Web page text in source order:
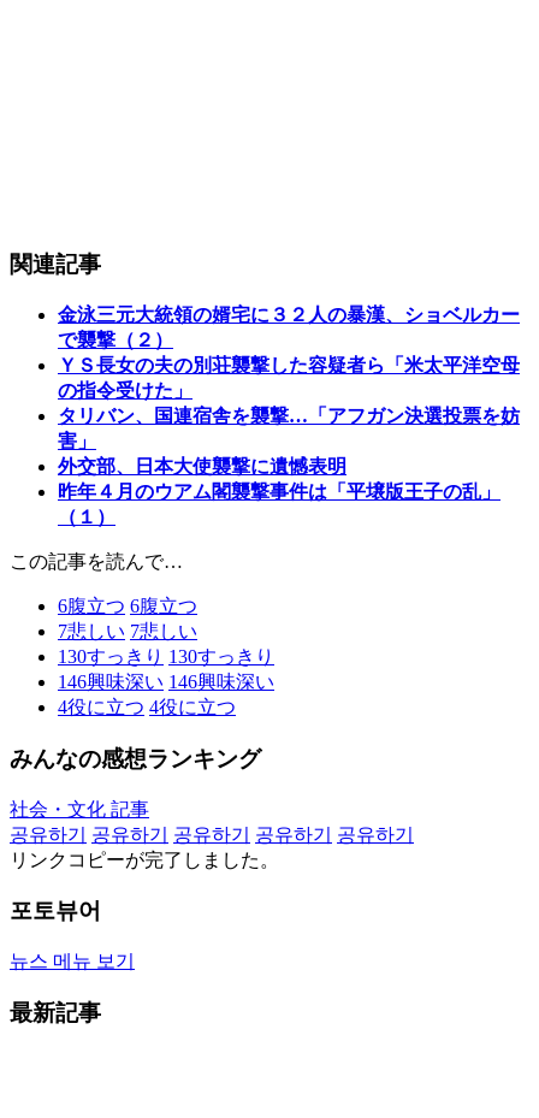
関連記事
金泳三元大統領の婿宅に３２人の暴漢、ショベルカー
で襲撃（２）
ＹＳ長女の夫の別荘襲撃した容疑者ら「米太平洋空母
の指令受けた」
タリバン、国連宿舎を襲撃…「アフガン決選投票を妨
害」
外交部、日本大使襲撃に遺憾表明
昨年４月のウアム閣襲撃事件は「平壌版王子の乱」
（１）
この記事を読んで…
6腹立つ 6腹立つ
7悲しい 7悲しい
130すっきり 130すっきり
146興味深い 146興味深い
4役に立つ 4役に立つ
みんなの感想ランキング
社会・文化 記事
공유하기
공유하기 공유하기 공유하기
공유하기
リンクコピーが完了しました。
포토뷰어
뉴스 메뉴 보기
最新記事